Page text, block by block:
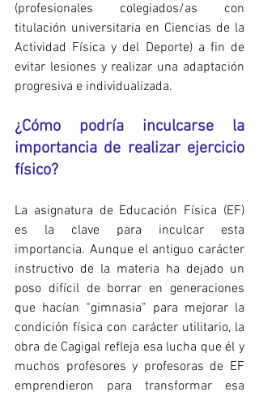
(profesionales colegiados/as con
titulación universitaria en Ciencias de la
Actividad Física y del Deporte) a fin de
evitar lesiones y realizar una adaptación
progresiva e individualizada.
¿Cómo podría inculcarse la
importancia de realizar ejercicio
físico?
La asignatura de Educación Física (EF)
es la clave para inculcar esta
importancia. Aunque el antiguo carácter
instructivo de la materia ha dejado un
poso difícil de borrar en generaciones
que hacían “gimnasia” para mejorar la
condición física con carácter utilitario, la
obra de Cagigal refleja esa lucha que él y
muchos profesores y profesoras de EF
emprendieron para transformar esa